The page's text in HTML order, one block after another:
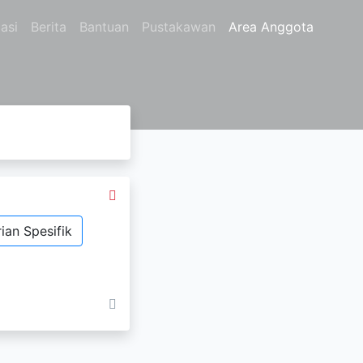
Berita Bantuan Pustakawan Area Anggota
Spesifik